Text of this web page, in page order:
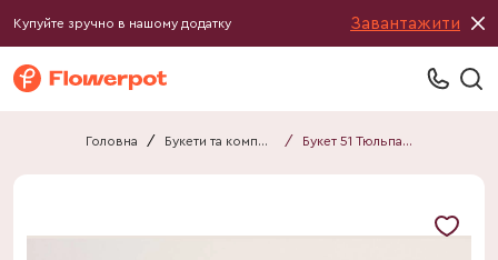
Купуйте зручно в нашому додатку Завантажити
Головна / Букети та композиції / Букет 51 Тюльпан Папуга Білий F747